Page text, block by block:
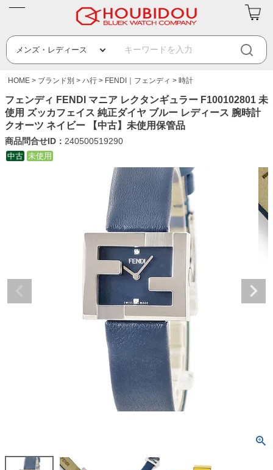
HOME ブランド別 ハ行 FENDI｜フェンディ 時計
フェンディ FENDI マニア レクタンギュラー F100102801 未
使用 ズッカフェイス 純正ダイヤ ブルー レディース 腕時計
クオーツ ネイビー 【中古】未使用保管品
商品問合せID： 240500519290
中古 未使用